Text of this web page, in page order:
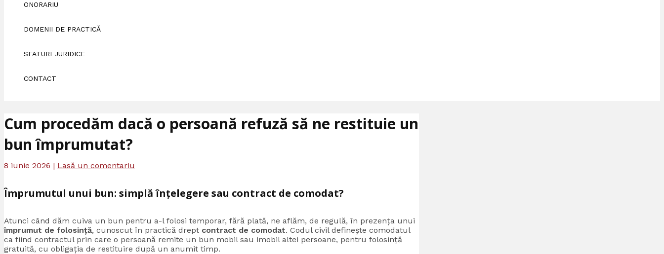
ONORARIU
DOMENII DE PRACTICĂ
SFATURI JURIDICE
CONTACT
Cum procedăm dacă o persoană refuză să ne restituie un
bun împrumutat?
8 iunie 2026 | Lasă un comentariu
Împrumutul unui bun: simplă înțelegere sau contract de comodat?
Atunci când dăm cuiva un bun pentru a-l folosi temporar, fără plată, ne aflăm, de regulă, în prezența unui
împrumut de folosință, cunoscut în practică drept contract de comodat. Codul civil definește comodatul
ca fiind contractul prin care o persoană remite un bun mobil sau imobil altei persoane, pentru folosință
gratuită, cu obligația de restituire după un anumit timp.